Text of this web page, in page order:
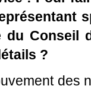
du Conseil
?
des